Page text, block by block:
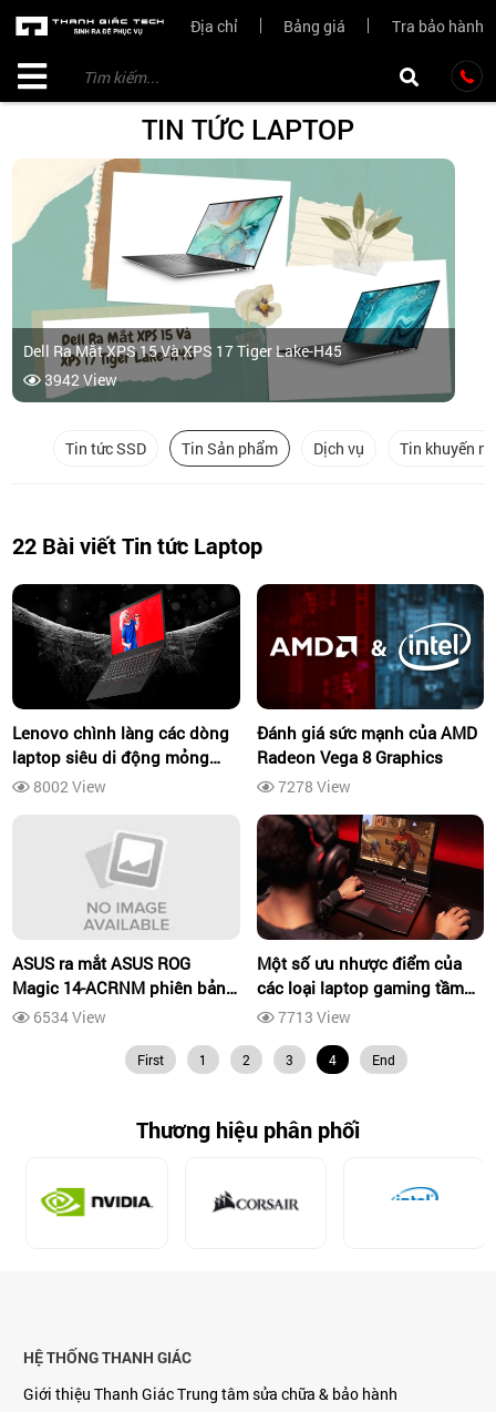
Địa chỉ Bảng giá Tra bảo hành
TIN TỨC LAPTOP
Dell Ra Mắt XPS 15 Và XPS 17 Tiger Lake-H45
3942 View
Tin tức SSD Tin Sản phẩm Dịch vụ Tin khuyến
22 Bài viết Tin tức Laptop
Lenovo chình làng các dòng
laptop siêu di động mỏng
nhẹ độ bền cao phân khúc
8002 View
Đánh giá sức mạnh của AMD
Radeon Vega 8 Graphics
7278 View
ASUS ra mắt ASUS ROG
Magic 14-ACRNM phiên bản
đặc biệt với bộ vi xử lý AMD
6534 View
Một số ưu nhược điểm của
các loại laptop gaming tầm
trung mà bạn nên lưu ý trước
7713 View
First 1 2 3 4 End
Thương hiệu phân phối
HỆ THỐNG THANH GIÁC
Giới thiệu Thanh GiácTrung tâm sửa chữa & bảo hành